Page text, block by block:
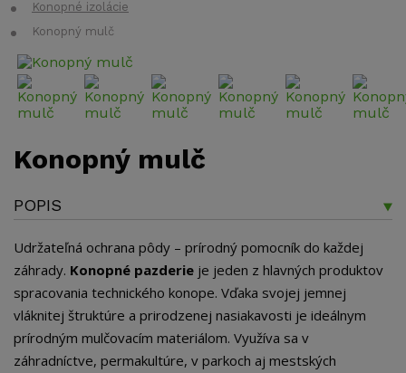
Konštrukčné materiály
Kontakt
ŠPECIÁLNE PONUKY
Konopné izolácie
Konopný mulč
Konopný mulč
POPIS
Udržateľná ochrana pôdy – prírodný pomocník do každej
záhrady. Konopné pazderie je jeden z hlavných produktov
spracovania technického konope. Vďaka svojej jemnej
vláknitej štruktúre a prirodzenej nasiakavosti je ideálnym
prírodným mulčovacím materiálom. Využíva sa v
záhradníctve, permakultúre, v parkoch aj mestských